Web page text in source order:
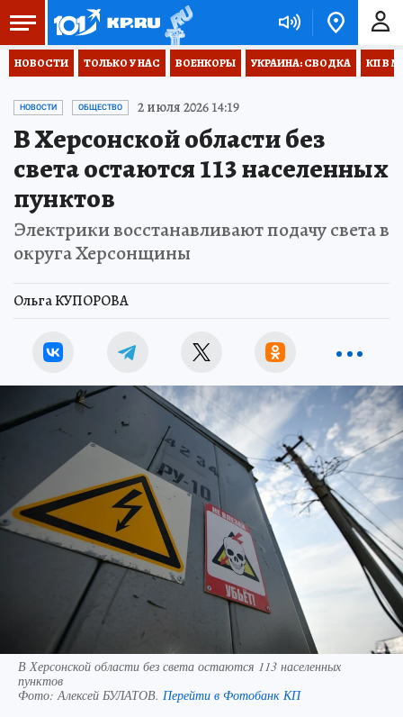
НОВОСТИ ТОЛЬКО У НАС ВОЕНКОРЫ УКРАИНА: СВОДКА КП В
НОВОСТИ ОБЩЕСТВО 2 июля 2026 14:19
В Херсонской области без
света остаются 113 населенных
пунктов
Электрики восстанавливают подачу света в
округа Херсонщины
Ольга КУПОРОВА
В Херсонской области без света остаются 113 населенных
пунктов
Фото: Алексей БУЛАТОВ. Перейти в Фотобанк КП